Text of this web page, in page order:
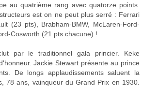
au quatrième rang avec quatorze points.
est on ne peut plus serré : Ferrari
(23 pts), Brabham-BMW, McLaren-Ford-
Cosworth (21 pts chacune) !
par le traditionnel gala princier. Keke
Jackie Stewart présente au prince
De longs applaudissements saluent la
78 ans, vainqueur du Grand Prix en 1930.